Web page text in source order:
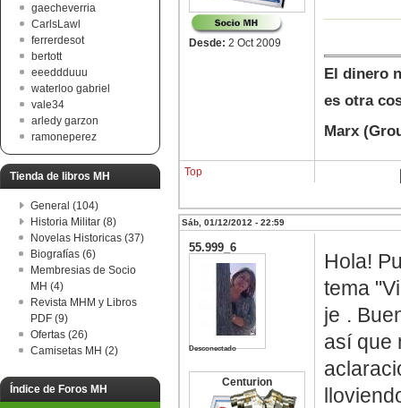
gaecheverria
CarlsLawl
ferrerdesot
bertott
eeeddduuu
waterloo gabriel
vale34
arledy garzon
ramoneperez
Tienda de libros MH
General (104)
Historia Militar (8)
Novelas Historicas (37)
Biografías (6)
Membresias de Socio
MH (4)
Revista MHM y Libros
PDF (9)
Ofertas (26)
Camisetas MH (2)
Índice de Foros MH
Desde: 2 Oct 2009
El dinero
es otra
Marx
Top
Sáb, 01/12/2012 - 22:59
55.999_6
Desconectado
Centurion
Hola!
tema
je .
así que